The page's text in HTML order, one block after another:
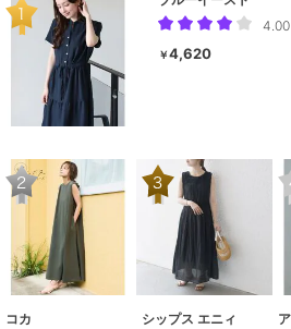
4.00
￥4,620
コカ シップス エニィ